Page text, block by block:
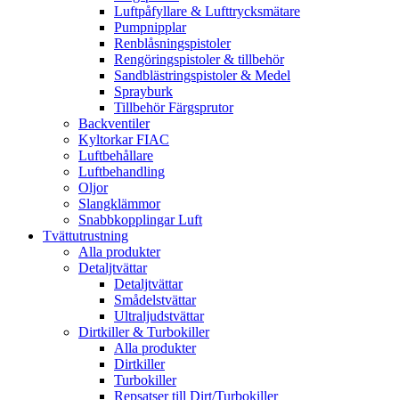
Luftpåfyllare & Lufttrycksmätare
Pumpnipplar
Renblåsningspistoler
Rengöringspistoler & tillbehör
Sandblästringspistoler & Medel
Sprayburk
Tillbehör Färgsprutor
Backventiler
Kyltorkar FIAC
Luftbehållare
Luftbehandling
Oljor
Slangklämmor
Snabbkopplingar Luft
Tvättutrustning
Alla produkter
Detaljtvättar
Detaljtvättar
Smådelstvättar
Ultraljudstvättar
Dirtkiller & Turbokiller
Alla produkter
Dirtkiller
Turbokiller
Repsatser till Dirt/Turbokiller